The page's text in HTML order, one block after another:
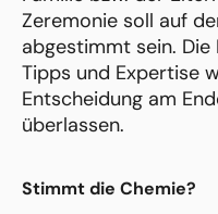
Zeremonie soll auf
abgestimmt sein.
Tipps und Expertise
Entscheidung am
überlassen.
Stimmt die Chemie?